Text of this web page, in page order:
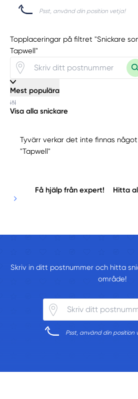
Psst, använd din position vetja!
Topplaceringar på filtret "Snickare
Tapwell"
Mest populära
Visa alla snickare
Tyvärr verkar det inte finnas
"Tapwell"
Få hjälp från expert! Hitta
Skriv in ditt postnummer och hitta
område!
Psst, använd din position